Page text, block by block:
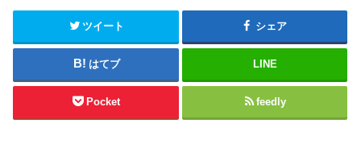
ツイート シェア
はてブ LINE
Pocket feedly